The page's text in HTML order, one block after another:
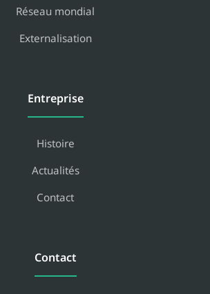
Réseau mondial
Externalisation
Entreprise
Histoire
Actualités
Contact
Contact